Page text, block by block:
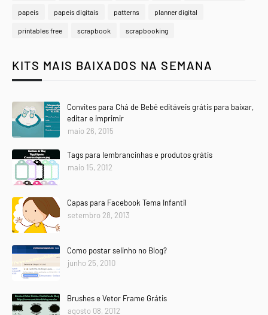
papeis papeis digitais patterns planner digital
printables free scrapbook scrapbooking
KITS MAIS BAIXADOS NA SEMANA
Convites para Chá de Bebê editáveis grátis para baixar,
editar e imprimir
maio 26, 2015
Tags para lembrancinhas e produtos grátis
maio 15, 2012
Capas para Facebook Tema Infantil
setembro 28, 2013
Como postar selinho no Blog?
junho 25, 2010
Brushes e Vetor Frame Grátis
agosto 08, 2012